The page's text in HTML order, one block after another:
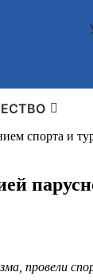
спорта и
провели